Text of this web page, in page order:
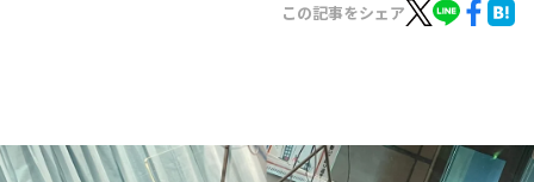
イベント・グッズ
この記事をシェア